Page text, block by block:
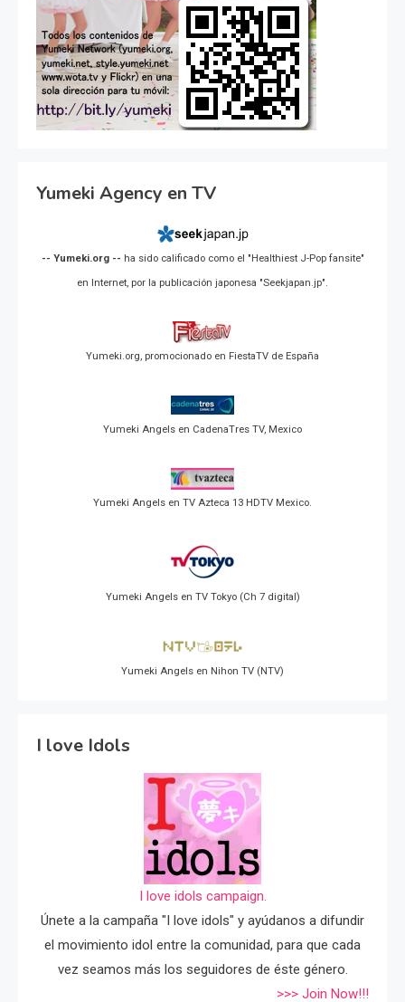
Yumeki Agency en TV
-- Yumeki.org -- ha sido calificado como el "Healthiest J-Pop fansite"
en Internet, por la publicación japonesa "Seekjapan.jp".
Yumeki.org, promocionado en FiestaTV de España
Yumeki Angels en CadenaTres TV, Mexico
Yumeki Angels en TV Azteca 13 HDTV Mexico.
Yumeki Angels en TV Tokyo (Ch 7 digital)
Yumeki Angels en Nihon TV (NTV)
I love Idols
I love idols campaign.
Únete a la campaña "I love idols" y ayúdanos a difundir
el movimiento idol entre la comunidad, para que cada
vez seamos más los seguidores de éste género.
>>> Join Now!!!